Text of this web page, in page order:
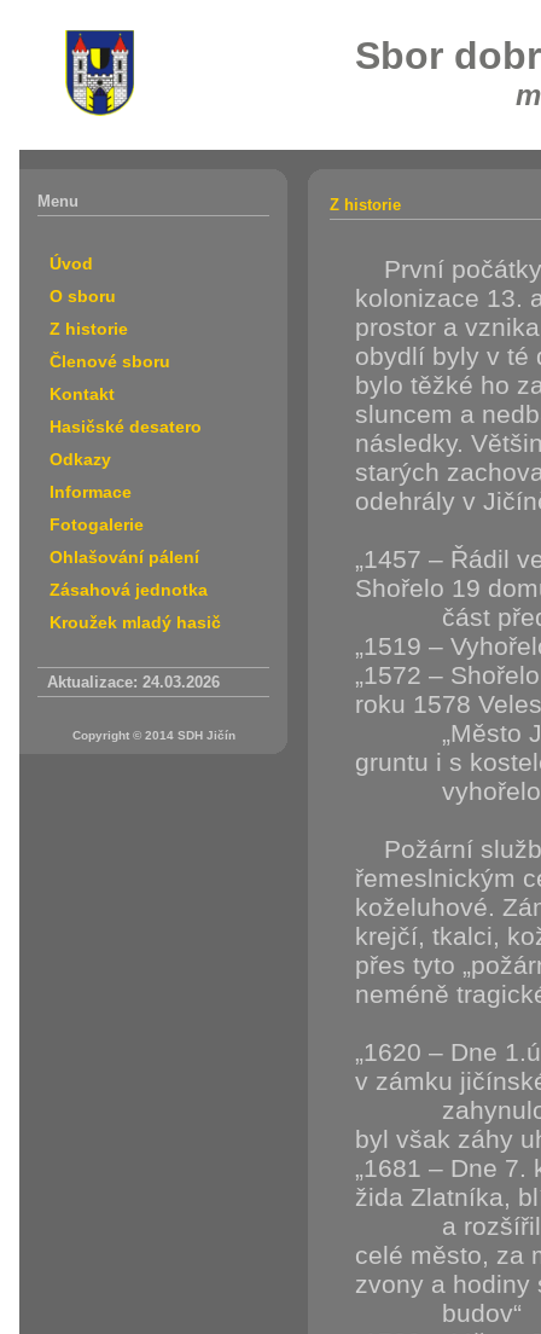
Sbor
Menu
Úvod
O sboru
Z historie
Členové sboru
Kontakt
Hasičské desatero
Odkazy
Informace
Fotogalerie
Ohlašování pálení
Zásahová jednotka
Kroužek mladý hasič
Aktualizace: 24.03.2026
Copyright © 2014 SDH Jičín
Z historie
První počátky
kolonizace 13.
prostor a
obydlí byly v té
bylo těžké ho
sluncem a
následky.
starých
odehrály v
„1457 – Řádil
Shořelo 19
část
„1519 –
„1572 –
roku 1578
„Město Jičín
gruntu i s
Požární
řemeslnickým
koželuhové.
krejčí, tkalci,
přes tyto
neméně
„1620 – Dne
v zámku
zahynulo
byl však záhy
„1681 – Dne
žida Zlatníka,
a rozšířil se
celé město,
zvony a hodiny
budov“